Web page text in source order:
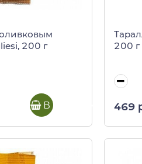
200 г
В корзину
200 г
469